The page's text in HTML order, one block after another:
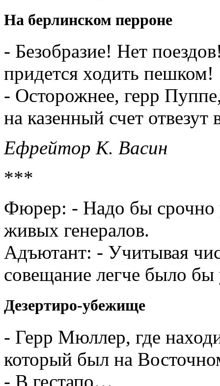
На берлинском перроне
- Безобразие! Нет
придется ходить пешком!
- Осторожнее, герр
на казенный счет отвезут
Ефрейтор К. Васин
***
Фюрер: - Надо бы срочно
живых генералов.
Адъютант: - Учитывая
совещание легче было бы
Дезертиро-убежище
- Герр Мюллер, где
который был на
- В гестапо…